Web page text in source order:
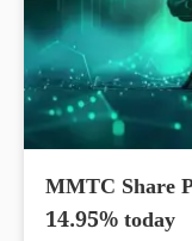
MMTC Share
14.95% today